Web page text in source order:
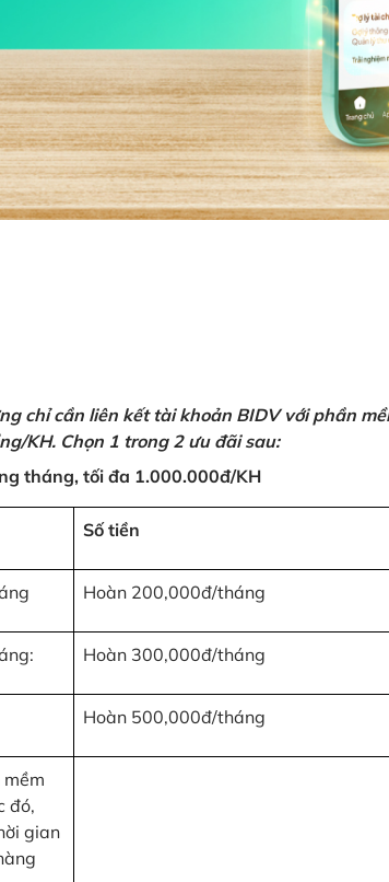
chỉ cần liên kết tài khoản BIDV với phần
KH. Chọn 1 trong 2 ưu đãi sau:
tháng, tối đa 1.000.000đ/KH
Số tiền
Hoàn 200,000đ/tháng
Hoàn 300,000đ/tháng
Hoàn 500,000đ/tháng
đó,
gian